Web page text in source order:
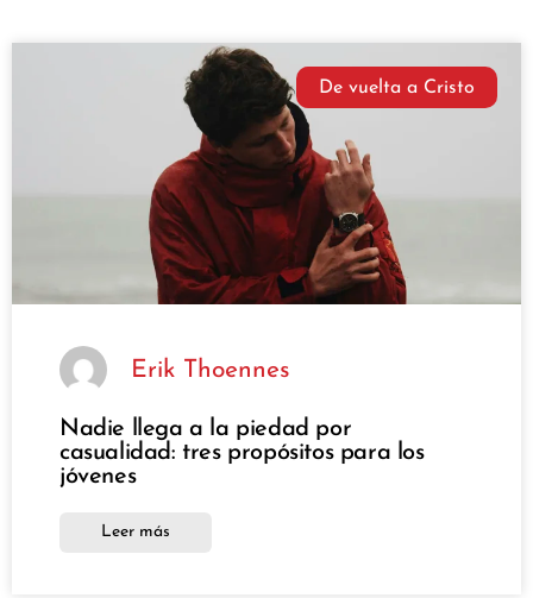
De vuelta a Cristo
Erik Thoennes
Nadie llega a la piedad por
casualidad: tres propósitos para los
jóvenes
Leer más